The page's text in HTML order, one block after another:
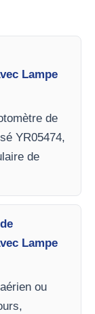
Lampe
de
YR05474,
de
Lampe
ou